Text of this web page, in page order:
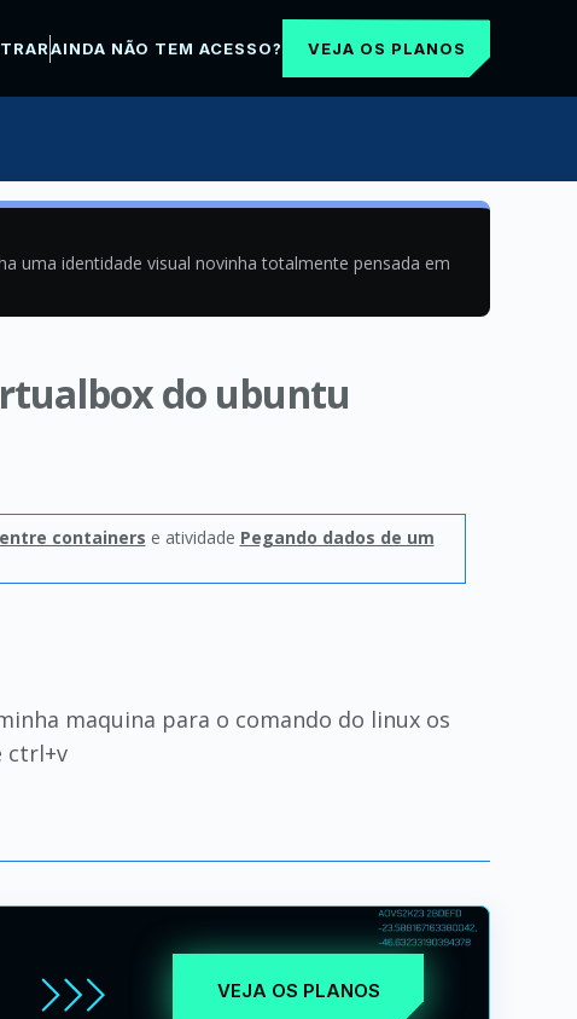
AINDA NÃO TEM ACESSO? VEJA OS PLANOS
uma identidade visual novinha totalmente pensada em
do ubuntu
containers e atividade Pegando dados de um
maquina para o comando do linux os
ctrl+v
VEJA OS PLANOS